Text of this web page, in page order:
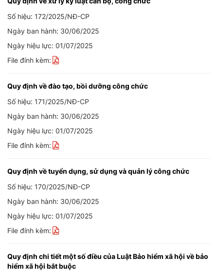
Số hiệu: 172/2025/NĐ-CP
Ngày ban hành: 30/06/2025
Ngày hiệu lực: 01/07/2025
File đính kèm:
Quy định về đào tạo, bồi dưỡng công chức
Số hiệu: 171/2025/NĐ-CP
Ngày ban hành: 30/06/2025
Ngày hiệu lực: 01/07/2025
File đính kèm:
Quy định về tuyển dụng, sử dụng và quản lý công chức
Số hiệu: 170/2025/NĐ-CP
Ngày ban hành: 30/06/2025
Ngày hiệu lực: 01/07/2025
File đính kèm:
Quy định chi tiết một số điều của Luật Bảo hiểm xã hội về bảo
hiểm xã hội bắt buộc